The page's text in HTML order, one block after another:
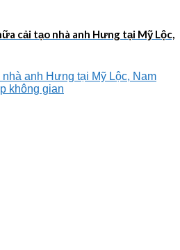
cải tạo nhà anh Hưng tại Mỹ Lộc,
anh Hưng tại Mỹ Lộc, Nam
không gian